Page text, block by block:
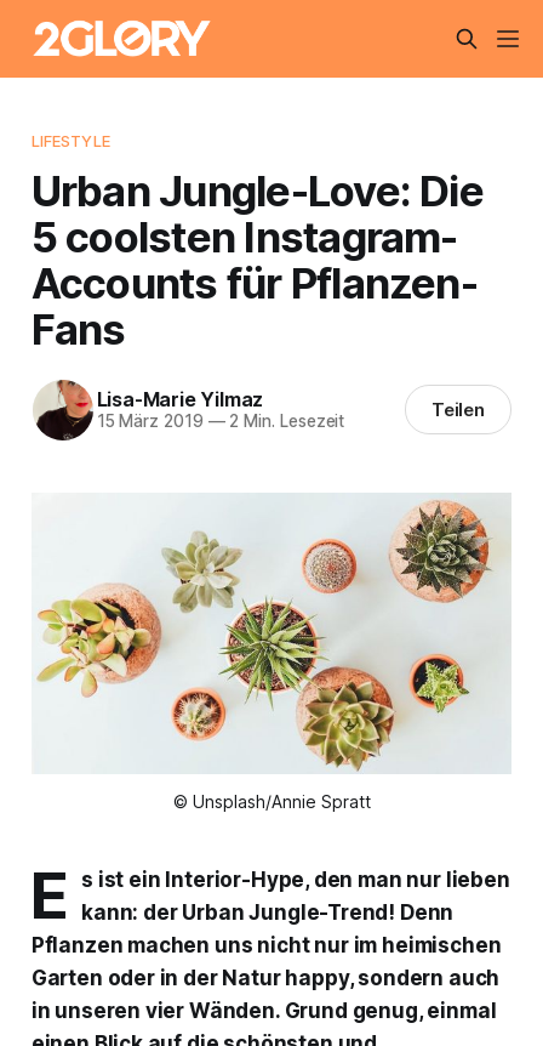
LIFESTYLE
Urban Jungle-Love: Die
5 coolsten Instagram-
Accounts für Pflanzen-
Fans
Lisa-Marie Yilmaz
15 März 2019 —2 Min. Lesezeit Teilen
© Unsplash/Annie Spratt
E
s ist ein Interior-Hype, den man nur lieben
kann: der Urban Jungle-Trend! Denn
Pflanzen machen uns nicht nur im heimischen
Garten oder in der Natur happy, sondern auch
in unseren vier Wänden. Grund genug, einmal